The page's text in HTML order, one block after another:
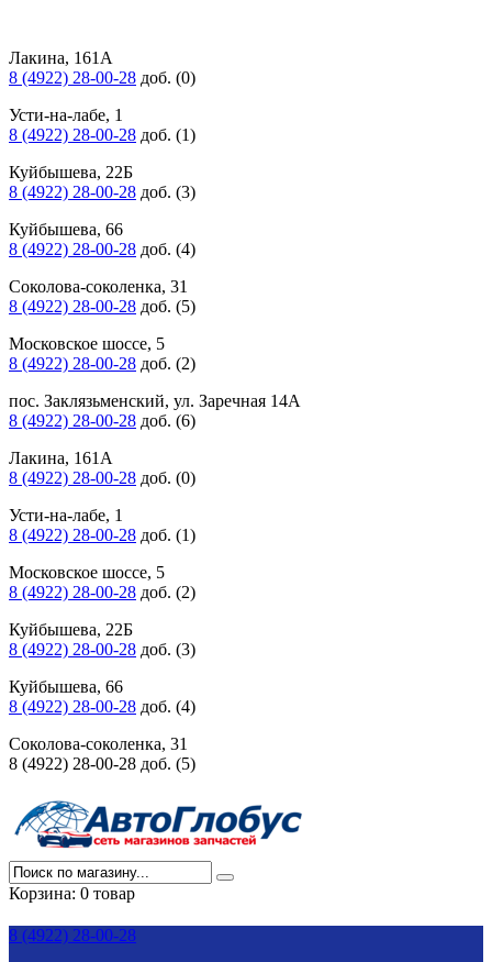
Лакина, 161А
8 (4922) 28-00-28 доб. (0)
Усти-на-лабе, 1
8 (4922) 28-00-28 доб. (1)
Куйбышева, 22Б
8 (4922) 28-00-28 доб. (3)
Куйбышева, 66
8 (4922) 28-00-28 доб. (4)
Соколова-соколенка, 31
8 (4922) 28-00-28 доб. (5)
Московское шоссе, 5
8 (4922) 28-00-28 доб. (2)
пос. Заклязьменский, ул. Заречная 14А
8 (4922) 28-00-28 доб. (6)
Лакина, 161А
8 (4922) 28-00-28 доб. (0)
Усти-на-лабе, 1
8 (4922) 28-00-28 доб. (1)
Московское шоссе, 5
8 (4922) 28-00-28 доб. (2)
Куйбышева, 22Б
8 (4922) 28-00-28 доб. (3)
Куйбышева, 66
8 (4922) 28-00-28 доб. (4)
Соколова-соколенка, 31
8 (4922) 28-00-28 доб. (5)
Корзина: 0 товар
8 (4922) 28-00-28